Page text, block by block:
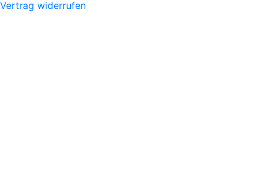
Vertrag widerrufen